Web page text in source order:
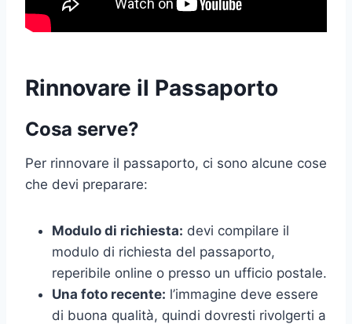
Rinnovare il Passaporto
Cosa serve?
Per rinnovare il passaporto, ci sono alcune cose
che devi preparare:
Modulo di richiesta: devi compilare il
modulo di richiesta del passaporto,
reperibile online o presso un ufficio postale.
Una foto recente: l’immagine deve essere
di buona qualità, quindi dovresti rivolgerti a